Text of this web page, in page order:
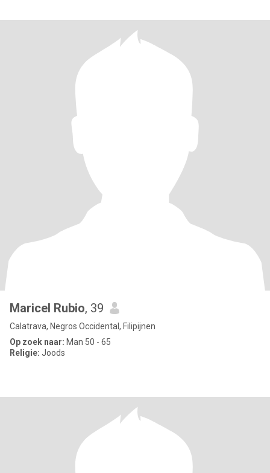
Maricel Rubio, 39
Calatrava, Negros Occidental, Filipijnen
Op zoek naar: Man 50 - 65
Religie: Joods